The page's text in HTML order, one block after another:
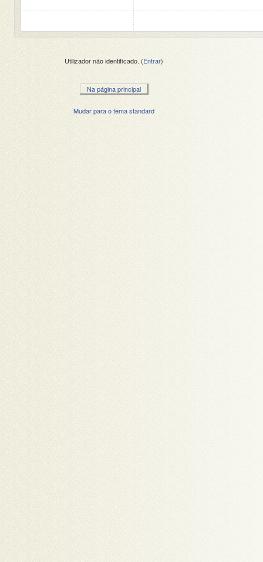
Utilizador não identificado. (Entrar)
Na página principal
Mudar para o tema standard